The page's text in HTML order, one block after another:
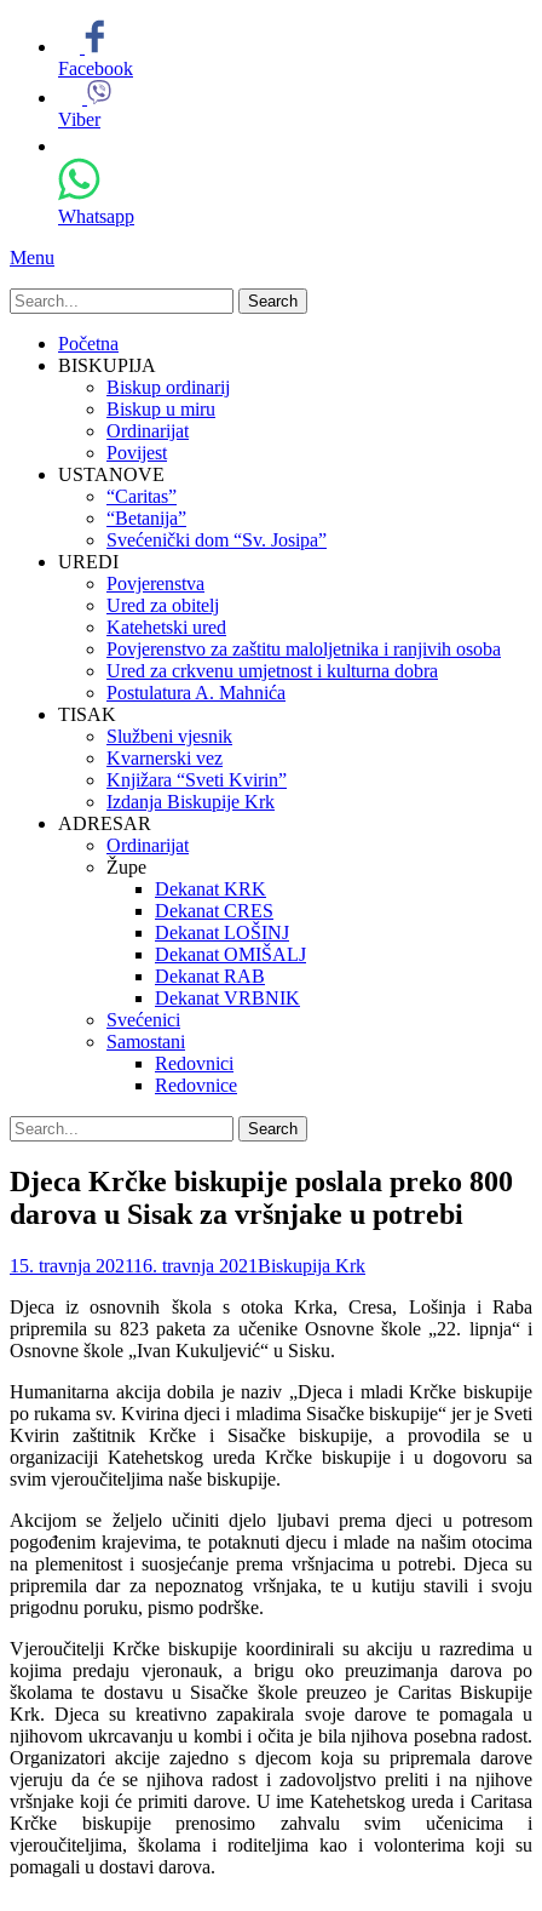
Facebook
Viber
Whatsapp
Menu
Search
for:
Primary
Menu
Skip
Početna
BISKUPIJA
Biskup ordinarij
Biskup u miru
Ordinarijat
Povijest
USTANOVE
“Caritas”
“Betanija”
Svećenički dom “Sv. Josipa”
UREDI
Povjerenstva
Ured za obitelj
Katehetski ured
Povjerenstvo za zaštitu maloljetnika i ranjivih osoba
Ured za crkvenu umjetnost i kulturna dobra
Postulatura A. Mahnića
TISAK
Službeni vjesnik
Kvarnerski vez
Knjižara “Sveti Kvirin”
Izdanja Biskupije Krk
ADRESAR
Ordinarijat
Župe
Dekanat KRK
Dekanat CRES
Dekanat LOŠINJ
Dekanat OMIŠALJ
Dekanat RAB
Dekanat VRBNIK
Svećenici
Samostani
Redovnici
Redovnice
Search
Search
for:
Djeca Krčke biskupije poslala preko 800
darova u Sisak za vršnjake u potrebi
Posted
15. travnja 202116. travnja 2021Author
Biskupija Krk
Djeca iz osnovnih škola s otoka Krka, Cresa, Lošinja i Raba
pripremila su 823 paketa za učenike Osnovne škole „22. lipnja“ i
Osnovne škole „Ivan Kukuljević“ u Sisku.
Humanitarna akcija dobila je naziv „Djeca i mladi Krčke biskupije
po rukama sv. Kvirina djeci i mladima Sisačke biskupije“ jer je Sveti
Kvirin zaštitnik Krčke i Sisačke biskupije, a provodila se u
organizaciji Katehetskog ureda Krčke biskupije i u dogovoru sa
svim vjeroučiteljima naše biskupije.
Akcijom se željelo učiniti djelo ljubavi prema djeci u potresom
pogođenim krajevima, te potaknuti djecu i mlade na našim otocima
na plemenitost i suosjećanje prema vršnjacima u potrebi. Djeca su
pripremila dar za nepoznatog vršnjaka, te u kutiju stavili i svoju
prigodnu poruku, pismo podrške.
Vjeroučitelji Krčke biskupije koordinirali su akciju u razredima u
kojima predaju vjeronauk, a brigu oko preuzimanja darova po
školama te dostavu u Sisačke škole preuzeo je Caritas Biskupije
Krk. Djeca su kreativno zapakirala svoje darove te pomagala u
njihovom ukrcavanju u kombi i očita je bila njihova posebna radost.
Organizatori akcije zajedno s djecom koja su pripremala darove
vjeruju da će se njihova radost i zadovoljstvo preliti i na njihove
vršnjake koji će primiti darove. U ime Katehetskog ureda i Caritasa
Krčke biskupije prenosimo zahvalu svim učenicima i
vjeroučiteljima, školama i roditeljima kao i volonterima koji su
pomagali u dostavi darova.